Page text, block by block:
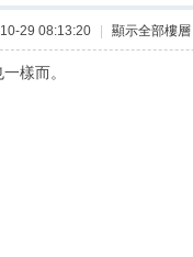
29 08:13:20 顯示全部樓層
樣而。